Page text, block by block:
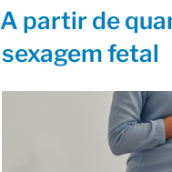
A partir de
sexagem fetal